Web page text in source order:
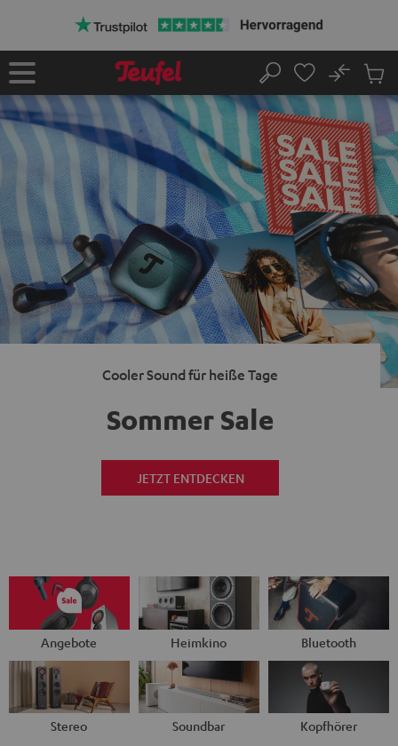
Startseite Suche
No
im
Cooler Sound für heiße Tage
Sommer Sale
JETZT ENTDECKEN
Angebote Heimkino Bluetooth
Stereo Soundbar Kopfhörer